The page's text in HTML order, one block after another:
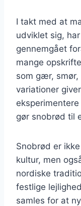
I takt med at
udviklet sig,
gennemgået
mange
som gær, smør,
variationer
gør snobrød til
Snobrød er
kultur, men
nordiske
festlige
samles for at